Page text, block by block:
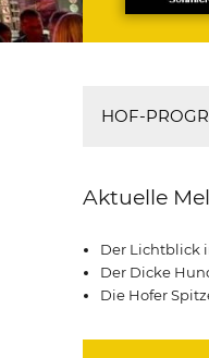
HOF-
Aktuelle
Der Lichtblick
Der Dicke
Die Hofer